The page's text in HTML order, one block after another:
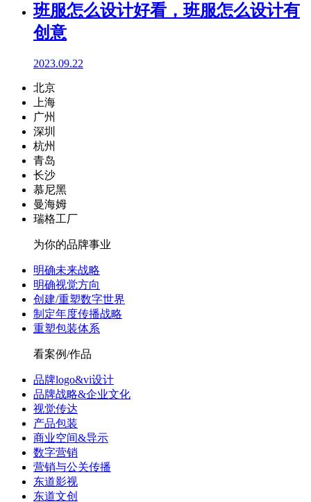
班服怎么设计好看，班服怎么设计有
创意
2023.09.22
北京
上海
广州
深圳
杭州
青岛
长沙
慕尼黑
曼海姆
瑞格工厂
为你的品牌事业
明确未来战略
明确视觉方向
创建/重塑数字世界
制定年度传播战略
重塑包装体系
看案例/作品
品牌logo&vi设计
品牌战略&企业文化
视觉传达
产品包装
商业空间&导示
数字营销
营销与公关传播
东道影视
东道文创